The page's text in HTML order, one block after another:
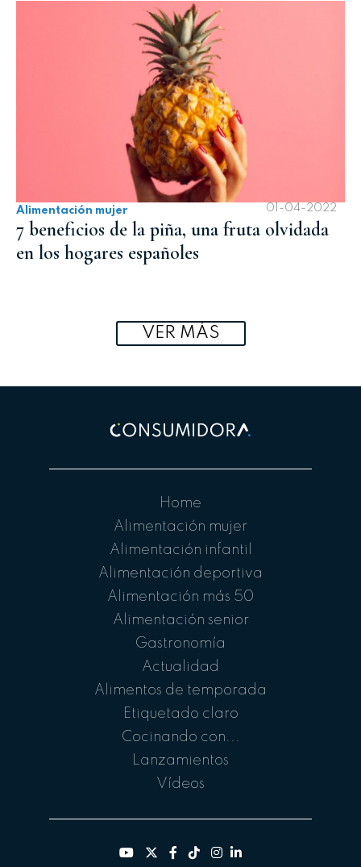
Alimentación mujer 01-04-2022
7 beneficios de la piña, una fruta olvidada
en los hogares españoles
VER MÁS
Home
Alimentación mujer
Alimentación infantil
Alimentación deportiva
Alimentación más 50
Alimentación senior
Gastronomía
Actualidad
Alimentos de temporada
Etiquetado claro
Cocinando con...
Lanzamientos
Vídeos